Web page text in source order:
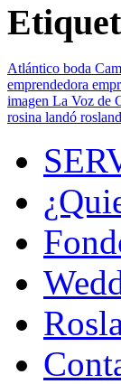
Atlántico boda
emprendedora
imagen La Voz de
rosina landó rosland